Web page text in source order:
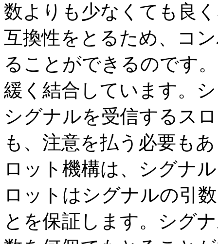
数よりも少なくても良
互換性をとるため、コ
ることができるのです
緩く結合しています。
シグナルを受信するス
も、注意を払う必要も
ロット機構は、シグナ
ロットはシグナルの引
とを保証します。シグ